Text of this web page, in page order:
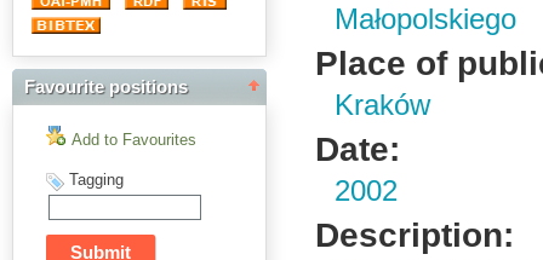
Favourite positions
Add to Favourites
Tagging
Małopolskiego
Place of
Kraków
Date:
2002
Description: